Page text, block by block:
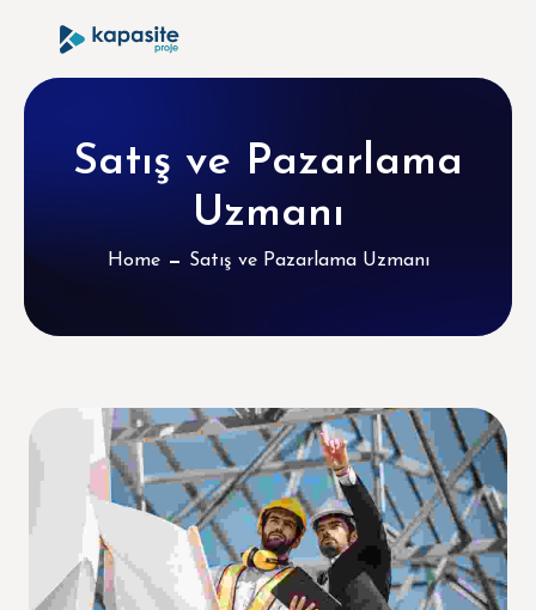
Satış ve Pazarlama
Uzmanı
Home Satış ve Pazarlama Uzmanı